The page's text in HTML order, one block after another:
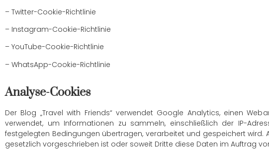
– Twitter-Cookie-Richtlinie
– Instagram-Cookie-Richtlinie
– YouTube-Cookie-Richtlinie
– WhatsApp-Cookie-Richtlinie
Analyse-Cookies
Der Blog „Travel with Friends“ verwendet Google Analytics, einen
verwendet, um Informationen zu sammeln, einschließlich der IP-
festgelegten Bedingungen übertragen, verarbeitet und gespeichert
gesetzlich vorgeschrieben ist oder soweit Dritte diese Daten im Auftrag